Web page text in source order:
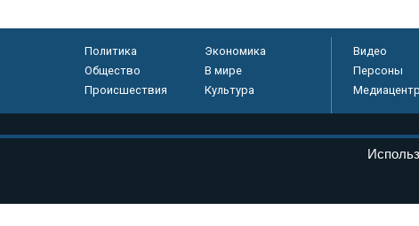
Политика
Экономика
Общество
В мире
Происшествия
Культура
Видео
Персоны
Медиацентр
© «Парламентская газета», 2026 г.
Электронное периодическое издание «Парламентская газета»